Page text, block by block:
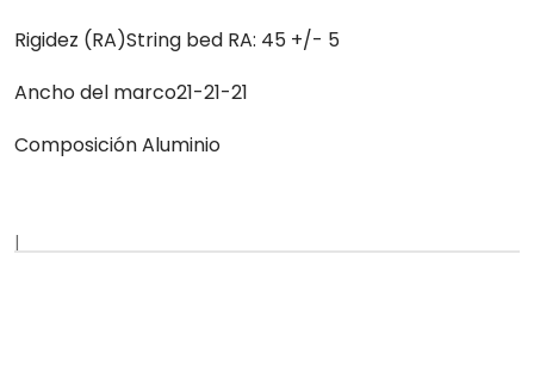
Rigidez (RA)String bed RA: 45 +/- 5
Ancho del marco21-21-21
Composición Aluminio
|